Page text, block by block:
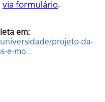
via formulário.
em:
projeto-da-
e-mo...